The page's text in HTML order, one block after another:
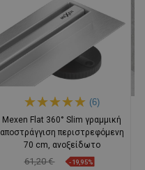
(6)
Mexen Flat 360° Slim γραμμική
αποστράγγιση περιστρεφόμενη
70 cm, ανοξείδωτο
61,20 € -19,95%